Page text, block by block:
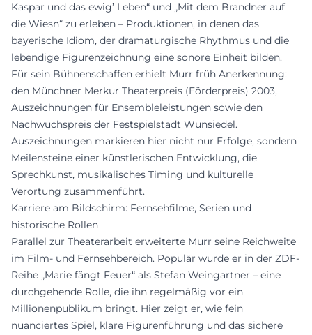
Kaspar und das ewig’ Leben“ und „Mit dem Brandner auf
die Wiesn“ zu erleben – Produktionen, in denen das
bayerische Idiom, der dramaturgische Rhythmus und die
lebendige Figurenzeichnung eine sonore Einheit bilden.
Für sein Bühnenschaffen erhielt Murr früh Anerkennung:
den Münchner Merkur Theaterpreis (Förderpreis) 2003,
Auszeichnungen für Ensembleleistungen sowie den
Nachwuchspreis der Festspielstadt Wunsiedel.
Auszeichnungen markieren hier nicht nur Erfolge, sondern
Meilensteine einer künstlerischen Entwicklung, die
Sprechkunst, musikalisches Timing und kulturelle
Verortung zusammenführt.
Karriere am Bildschirm: Fernsehfilme, Serien und
historische Rollen
Parallel zur Theaterarbeit erweiterte Murr seine Reichweite
im Film- und Fernsehbereich. Populär wurde er in der ZDF-
Reihe „Marie fängt Feuer“ als Stefan Weingartner – eine
durchgehende Rolle, die ihn regelmäßig vor ein
Millionenpublikum bringt. Hier zeigt er, wie fein
nuanciertes Spiel, klare Figurenführung und das sichere